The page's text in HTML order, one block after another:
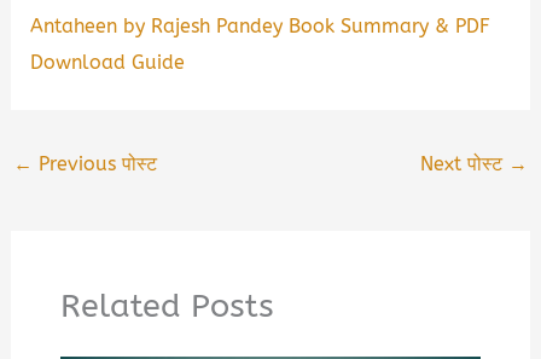
Antaheen by Rajesh Pandey Book Summary & PDF
Download Guide
← Previous पोस्ट Next पोस्ट →
Related Posts